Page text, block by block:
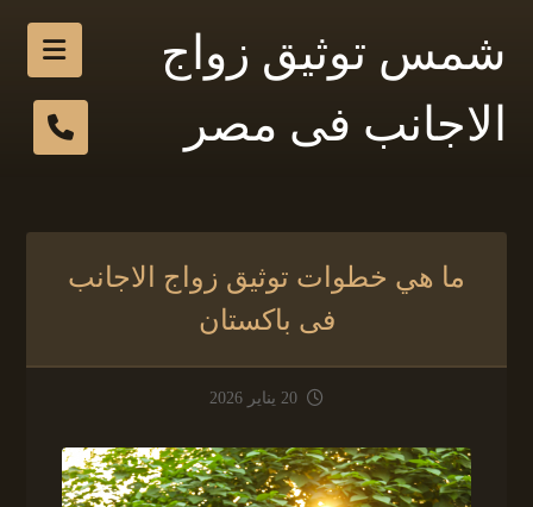
شمس توثيق زواج
الاجانب فى مصر
ما هي خطوات توثيق زواج الاجانب
فى باكستان
20 يناير 2026